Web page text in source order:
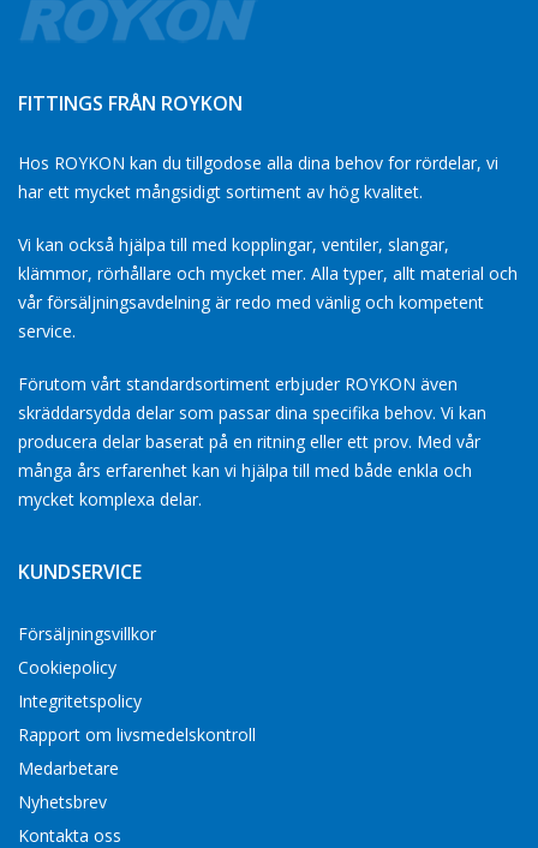
FITTINGS FRÅN ROYKON
Hos ROYKON kan du tillgodose alla dina behov for rördelar, vi
har ett mycket mångsidigt sortiment av hög kvalitet.
Vi kan också hjälpa till med kopplingar, ventiler, slangar,
klämmor, rörhållare och mycket mer. Alla typer, allt material och
vår försäljningsavdelning är redo med vänlig och kompetent
service.
Förutom vårt standardsortiment erbjuder ROYKON även
skräddarsydda delar som passar dina specifika behov. Vi kan
producera delar baserat på en ritning eller ett prov. Med vår
många års erfarenhet kan vi hjälpa till med både enkla och
mycket komplexa delar.
KUNDSERVICE
Försäljningsvillkor
Cookiepolicy
Integritetspolicy
Rapport om livsmedelskontroll
Medarbetare
Nyhetsbrev
Kontakta oss